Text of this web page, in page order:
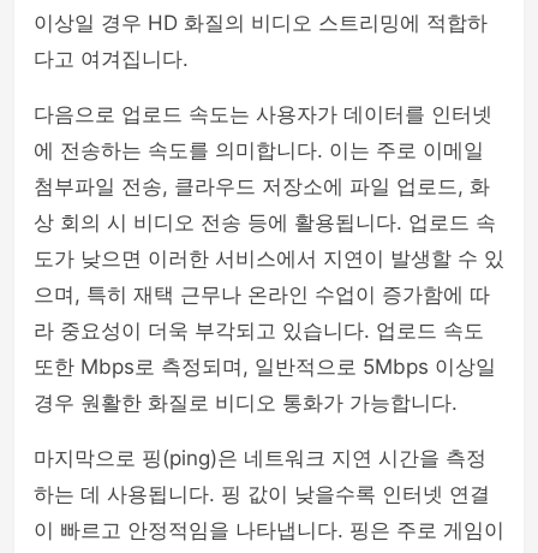
이상일 경우 HD 화질의 비디오 스트리밍에 적합하
다고 여겨집니다.
다음으로 업로드 속도는 사용자가 데이터를 인터넷
에 전송하는 속도를 의미합니다. 이는 주로 이메일
첨부파일 전송, 클라우드 저장소에 파일 업로드, 화
상 회의 시 비디오 전송 등에 활용됩니다. 업로드 속
도가 낮으면 이러한 서비스에서 지연이 발생할 수 있
으며, 특히 재택 근무나 온라인 수업이 증가함에 따
라 중요성이 더욱 부각되고 있습니다. 업로드 속도
또한 Mbps로 측정되며, 일반적으로 5Mbps 이상일
경우 원활한 화질로 비디오 통화가 가능합니다.
마지막으로 핑(ping)은 네트워크 지연 시간을 측정
하는 데 사용됩니다. 핑 값이 낮을수록 인터넷 연결
이 빠르고 안정적임을 나타냅니다. 핑은 주로 게임이